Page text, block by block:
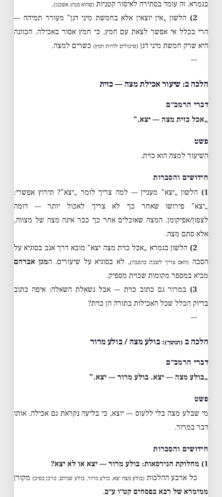
בגמרא. זה עומד בסתירה לאיסור קטניות (שהוא מנהג אשכנז).
2)
הלשון „אין יוצאין אלא בחמשת מיני דגן” מעורר תמיהה —
הרי בכלל אי אפשר לצאת עם חמץ, כי חמץ אסור באכילה. הכוונה
היא שרק חמשת מיני דגן (שיכולים להיות חמץ) כשרים למצה.
—
הלכה ב: שיעור אכילת מצה — כזית
דברי הרמב״ם
„אכל כזית מצה — יצא.”
פשט
השיעור למצה הוא כזית.
חידושים והסברות
1)
הלשון „יצא” מעניין — למה צריך לומר „יצא”? תירוץ אפשרי:
„יצא” פירושו שאחר כך לא צריך לאכול יותר — דומה
לצפון/אפיקומן. המצה שאוכלים אחר כך כבר אינה מצה של מצווה,
אלא סתם מצה.
2) הלשון בגמרא „אכל כזית מצה יצא” מובא דרך אגב בסוגיא על
הסבה (האם צריך לשבת בהסבה), לא בסוגיא על שיעורים. המגן אברהם
מביא במספר מקומות שכזית מספיק.
3)
במרור גם כתוב כזית — אבל נשאלת השאלה: איפה כתוב
בדיוק הכלל שכל האכילות בתורה הן כזית?
—
הלכה ב (המשך): בולע מצה / בולע מרור
דברי הרמב״ם
„בולע מצה — יצא. בולע מרור — יצא.”
פשט
מי שבלע מצה בלי ללעוס — יוצא, כי בליעה נקראת גם אכילה. אותו
דבר במרור.
חידושים והסברות
1) מחלוקת הגירסאות: בולע מרור — יצא או לא יצא?
כל ארבע ההלכות (בולע מצה יצא, בולע מרור, בולע שניהם, כרכן בסיב) מקורן
ממימרא של רבא בפסחים קט״ו ע״ב.